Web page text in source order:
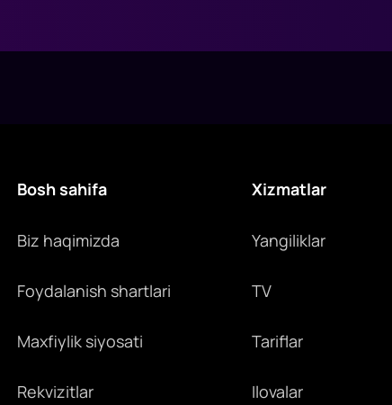
Bosh sahifa
Biz haqimizda
Foydalanish shartlari
Maxfiylik siyosati
Rekvizitlar
Xizmatlar
Yangiliklar
TV
Tariflar
Ilovalar